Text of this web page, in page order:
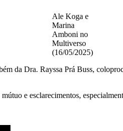
Ale Koga e
Marina
Amboni no
Multiverso
(16/05/2025)
da Dra. Rayssa Prá Buss,
e esclarecimentos,